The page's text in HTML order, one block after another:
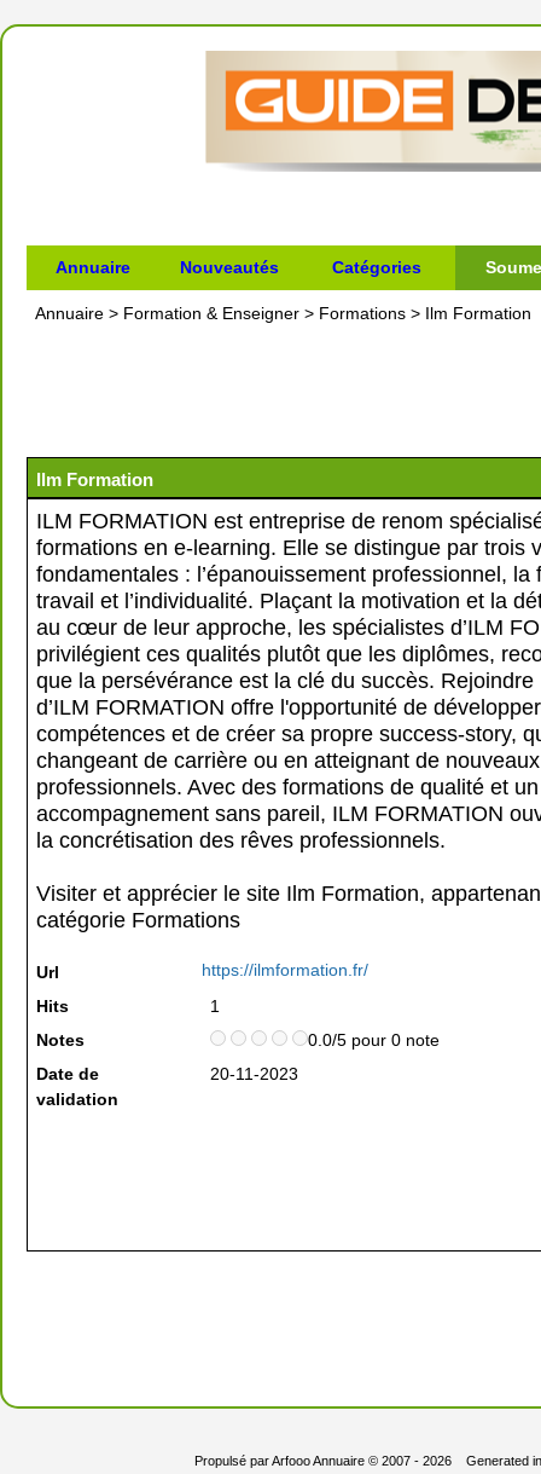
Annuaire Nouveautés Catégories
Annuaire > Formation & Enseigner > Formations > Ilm Formation
Ilm Formation
ILM FORMATION est entreprise de renom
formations en e-learning. Elle se distingue par trois
fondamentales : l’épanouissement professionnel, la
travail et l’individualité. Plaçant la motivation et la
au cœur de leur approche, les spécialistes d’ILM
privilégient ces qualités plutôt que les diplômes,
que la persévérance est la clé du succès. Rejoindre
d’ILM FORMATION offre l'opportunité de
compétences et de créer sa propre success-story,
changeant de carrière ou en atteignant de
professionnels. Avec des formations de qualité et un
accompagnement sans pareil, ILM FORMATION
la concrétisation des rêves professionnels.
Visiter et apprécier le site Ilm Formation,
catégorie Formations
Url
https://ilmformation.fr/
Hits
1
Notes
0.0/5 pour 0 note
Date de
validation
20-11-2023
Propulsé parArfooo Annuaire© 2007 - 2026 Generated